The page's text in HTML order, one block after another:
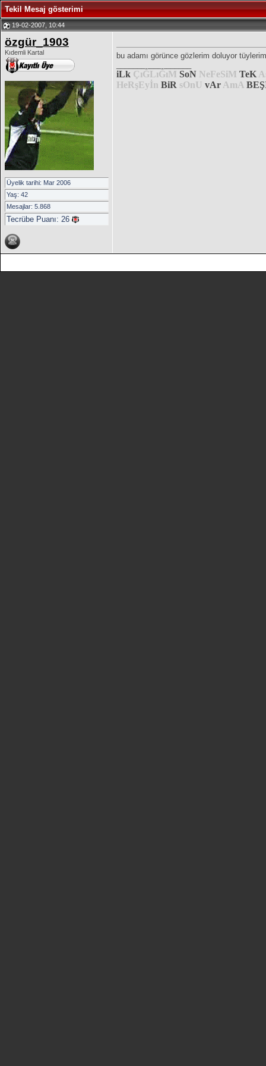
Tekil Mesaj gösterimi
19-02-2007, 10:44
özgür_1903
Kıdemli Kartal
Üyelik tarihi: Mar 2006
Yaş: 42
Mesajlar: 5.868
Tecrübe Puanı: 26
bu adamı görünce gözlerim doluyor
iLk ÇıĞLıĞıM SoN NeFeSiM TeK
HeRşEyİn BiR sOnU vAr AmA